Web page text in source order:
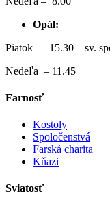
Opál:
Piatok – 15.30 – sv.
Nedeľa – 11.45
Farnosť
Kostoly
Spoločenstvá
Farská charita
Kňazi
Sviatosť